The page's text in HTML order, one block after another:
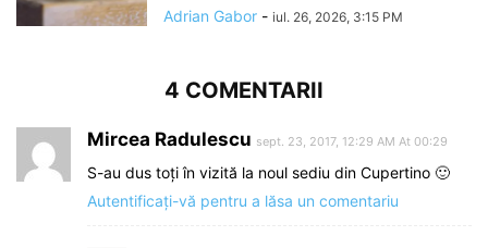
Adrian Gabor - iul. 26, 2026, 3:15 PM
4 COMENTARII
Mircea Radulescu sept. 23, 2017, 12:29 AM At 00:29
S-au dus toți în vizită la noul sediu din Cupertino 🙂
Autentificați-vă pentru a lăsa un comentariu